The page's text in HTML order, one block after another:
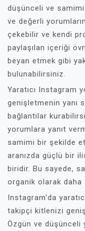
düşünceli ve
ve değerli
çekebilir ve kendi
paylaşılan içeriği
beyan etmek gibi
bulunabilirsiniz.
Yaratıcı Instagram
genişletmenin yanı
bağlantılar
yorumlara yanıt
samimi bir şekilde
aranızda güçlü bir
biridir. Bu sayede,
organik olarak
Instagram'da
takipçi kitlenizi
Özgün ve düşünceli